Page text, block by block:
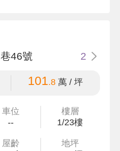
46號
2
101.8萬 / 坪
車位
--
樓層
1/23樓
屋齡
地坪